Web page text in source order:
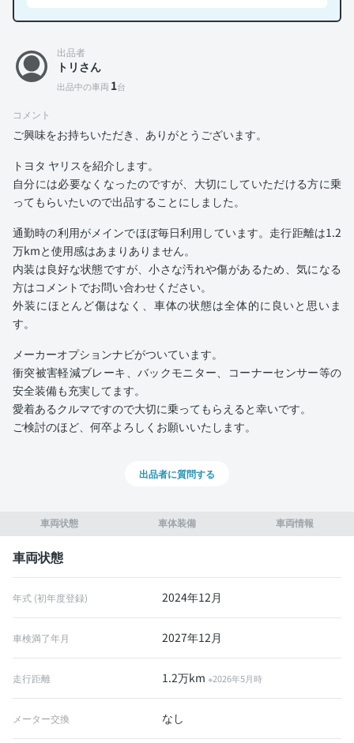
車両状態 車体装備 車両情報
車両状態
年式 (初年度登録) 2024年12月
車検満了年月 2027年12月
走行距離 1.2万km※2026年5月時
メーター交換 なし
出品者
トリさん
出品中の車両 1台
コメント
ご興味をお持ちいただき、ありがとうございます。
トヨタ ヤリスを紹介します。
自分には必要なくなったのですが、大切にしていただける方に乗
ってもらいたいので出品することにしました。
通勤時の利用がメインでほぼ毎日利用しています。走行距離は1.2
万kmと使用感はあまりありません。
内装は良好な状態ですが、小さな汚れや傷があるため、気になる
方はコメントでお問い合わせください。
外装にほとんど傷はなく、車体の状態は全体的に良いと思いま
す。
メーカーオプションナビがついています。
衝突被害軽減ブレーキ、バックモニター、コーナーセンサー等の
安全装備も充実してます。
愛着あるクルマですので大切に乗ってもらえると幸いです。
ご検討のほど、何卒よろしくお願いいたします。
出品者に質問する